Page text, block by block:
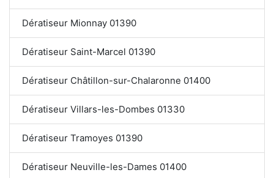
Dératiseur Mionnay 01390
Dératiseur Saint-Marcel 01390
Dératiseur Châtillon-sur-Chalaronne 01400
Dératiseur Villars-les-Dombes 01330
Dératiseur Tramoyes 01390
Dératiseur Neuville-les-Dames 01400